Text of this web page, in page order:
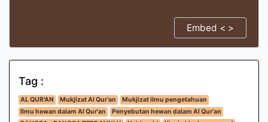
Embed < >
Tag :
AL QUR'AN Mukjizat Al Qur'an
Mukjizat ilmu pengetahuan
Ilmu hewan dalam Al Qur'an
Penyebutan hewan dalam Al Qur'an